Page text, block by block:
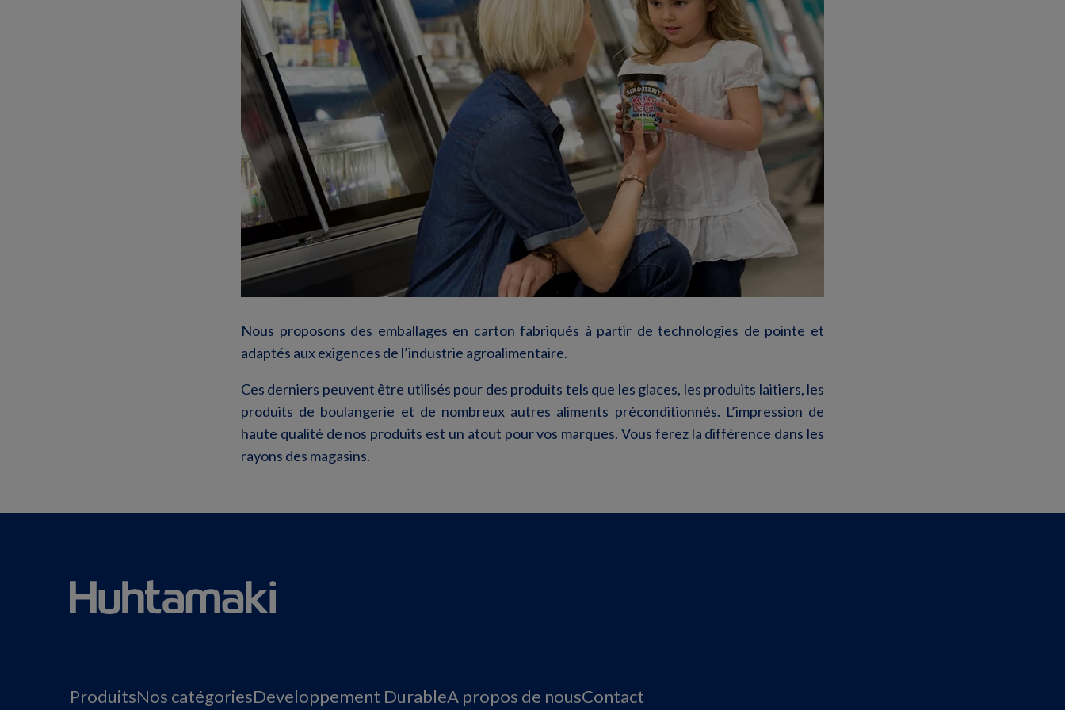
Nous proposons des emballages en carton fabriqués à partir de technologies de pointe et
adaptés aux exigences de l’industrie agroalimentaire.
Ces derniers peuvent être utilisés pour des produits tels que les glaces, les produits laitiers, les
produits de boulangerie et de nombreux autres aliments préconditionnés. L’impression de
haute qualité de nos produits est un atout pour vos marques. Vous ferez la différence dans les
rayons des magasins.
ProduitsNos catégoriesDeveloppement DurableA propos de nousContact